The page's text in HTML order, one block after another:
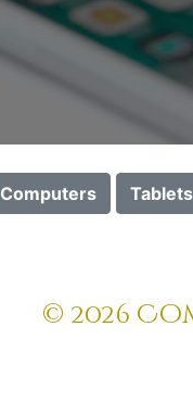
Computers Tablets
© 2026